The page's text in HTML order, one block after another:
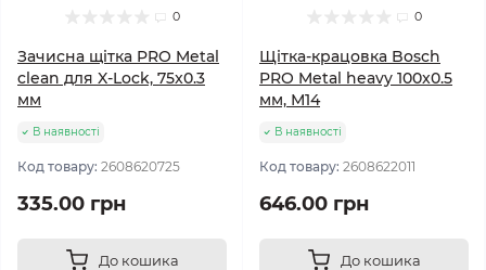
0
Зачисна щітка PRO Metal
clean для X-Lock, 75x0.3
мм
В наявності
Код товару: 2608620725
335.00 грн
До кошика
0
Щітка-крацовка Bosch
PRO Metal heavy 100x0.5
мм, М14
В наявності
Код товару: 2608622011
646.00 грн
До кошика